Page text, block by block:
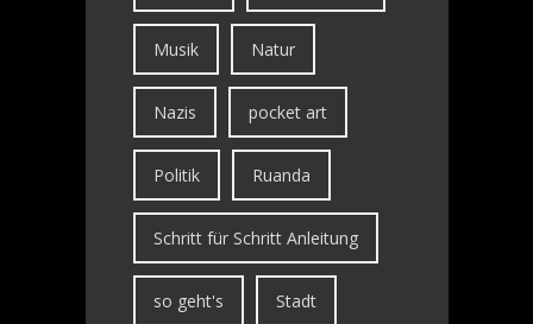
Musik Natur
Nazis pocket art
Politik Ruanda
Schritt für Schritt Anleitung
so geht's Stadt